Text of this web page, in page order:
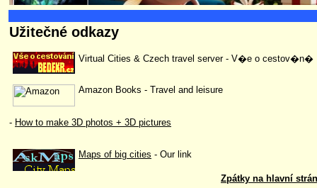
Užitečné odkazy
Virtual Cities & Czech travel server - V�e o cestov�n�
Amazon Books - Travel and leisure
- How to make 3D photos + 3D pictures
Maps of big cities - Our link
Zpátky na hlavní